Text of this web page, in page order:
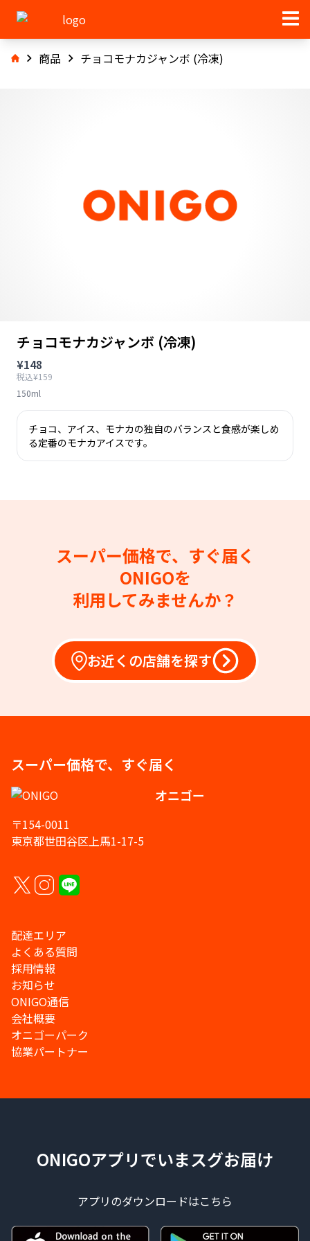
商品 チョコモナカジャンボ (冷凍)
チョコモナカジャンボ (冷凍)
¥148
税込¥159
150ml
チョコ、アイス、モナカの独自のバランスと食感が楽しめ
る定番のモナカアイスです。
スーパー価格で、すぐ届く
ONIGOを
利用してみませんか？
お近くの店舗を探す
スーパー価格で、すぐ届く
オニゴー
〒154-0011
東京都世田谷区上馬1-17-5
配達エリア
よくある質問
採用情報
お知らせ
ONIGO通信
会社概要
オニゴーパーク
協業パートナー
ONIGOアプリでいまスグお届け
アプリのダウンロードはこちら